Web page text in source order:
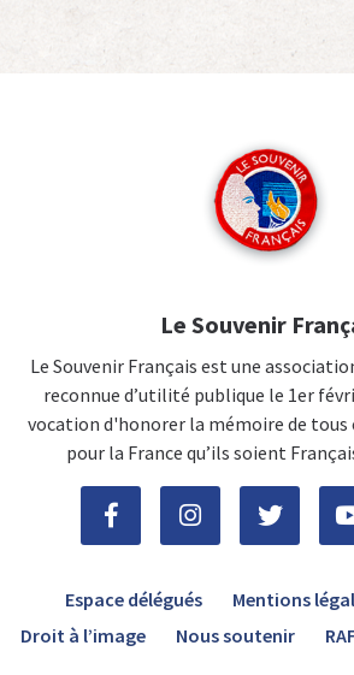
Le Souvenir
Le Souvenir Français est une
reconnue d’utilité publique le 1er
vocation d'honorer la mémoire de tous
pour la France qu’ils soient
Espace délégués Mentions
Droit à l’image
Nous soutenir